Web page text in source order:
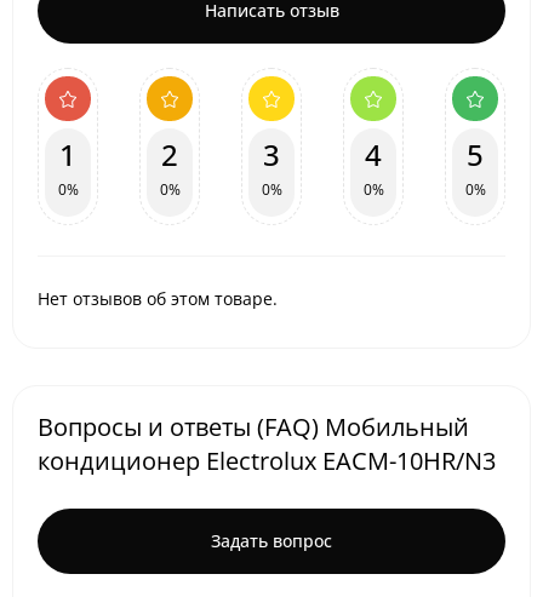
Написать отзыв
1
0%
2
0%
3
0%
4
0%
5
0%
Нет отзывов об этом товаре.
Вопросы и ответы (FAQ) Мобильный
кондиционер Electrolux EACM-10HR/N3
Задать вопрос